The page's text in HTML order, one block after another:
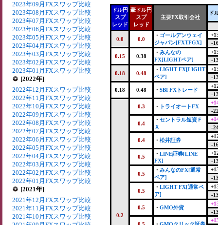
2023年09月FXスワップ比較
2023年08月FXスワップ比較
2023年07月FXスワップ比較
2023年06月FXスワップ比較
2023年05月FXスワップ比較
2023年04月FXスワップ比較
2023年03月FXスワップ比較
2023年02月FXスワップ比較
2023年01月FXスワップ比較
[2022年]
2022年12月FXスワップ比較
2022年11月FXスワップ比較
2022年10月FXスワップ比較
2022年09月FXスワップ比較
2022年08月FXスワップ比較
2022年07月FXスワップ比較
2022年06月FXスワップ比較
2022年05月FXスワップ比較
2022年04月FXスワップ比較
2022年03月FXスワップ比較
2022年02月FXスワップ比較
2022年01月FXスワップ比較
[2021年]
2021年12月FXスワップ比較
2021年11月FXスワップ比較
2021年10月FXスワップ比較
ドル円
スプ
レッド
豪ドル円
スプ
レッド
主要FX取引会社
ド
0.0 0.0
・ ゴールデンウェイ
ジャパン[FXTFGX]
-
0.15 0.38
・ みんなの
FX[LIGHTペア]
-
0.18 0.48
・ LIGHT FX[LIGHT
ペア]
-
0.18 0.48 ・ SBI FXトレード
-
0.2
0.3 ・ トライオートFX
-
0.4
・ セントラル短資Ｆ
Ｘ
-
0.4 ・ 松井証券
-
0.5 ・ LINE証券[LINE
FX]
-
0.5
・ みんなのFX[通常
ペア]
-
0.5
・ LIGHT FX[通常ペ
ア]
-
0.5 ・ GMO外貨
-